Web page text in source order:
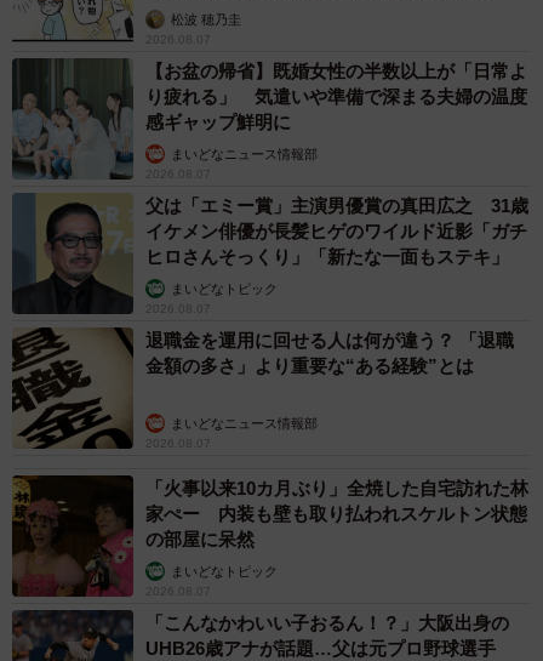
松波 穂乃圭
2026.08.07
【お盆の帰省】既婚女性の半数以上が「日常よ
り疲れる」 気遣いや準備で深まる夫婦の温度
感ギャップ鮮明に
まいどなニュース情報部
2026.08.07
父は「エミー賞」主演男優賞の真田広之 31歳
イケメン俳優が長髪ヒゲのワイルド近影「ガチ
ヒロさんそっくり」「新たな一面もステキ」
まいどなトピック
2026.08.07
退職金を運用に回せる人は何が違う？ 「退職
金額の多さ」より重要な“ある経験”とは
まいどなニュース情報部
2026.08.07
「火事以来10カ月ぶり」全焼した自宅訪れた林
家ぺー 内装も壁も取り払われスケルトン状態
の部屋に呆然
まいどなトピック
2026.08.07
「こんなかわいい子おるん！？」大阪出身の
UHB26歳アナが話題…父は元プロ野球選手